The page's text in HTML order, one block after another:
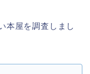
本屋を調査しまし